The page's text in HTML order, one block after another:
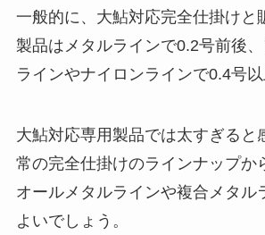
一般的に、大鮎対応完全仕掛けと
製品はメタルラインで0.2号前後
ラインやナイロンラインで0.4号以
大鮎対応専用製品では太すぎると
常の完全仕掛けのラインナップか
オールメタルラインや複合メタル
よいでしょう。